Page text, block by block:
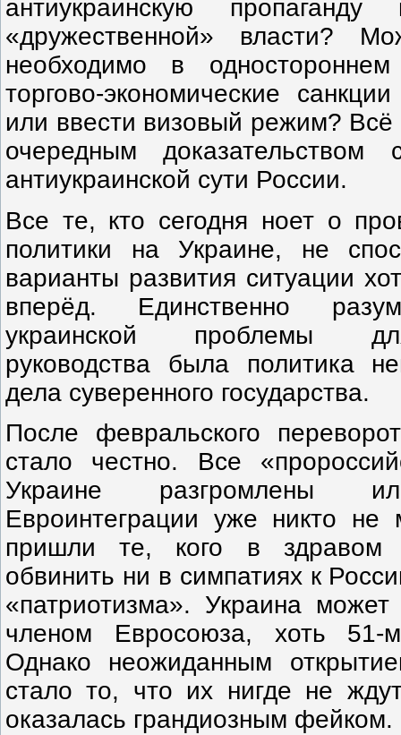
антиукраинскую
«дружественной» власти?
необходимо в
торгово-экономические
или ввести визовый режим?
очередным
антиукраинской сути России.
Все те, кто сегодня ноет о
политики на Украине, не
варианты развития ситуации
вперёд. Единственно
украинской проблемы
руководства была политика
дела суверенного государства.
После февральского
стало честно. Все
Украине разгромлены
Евроинтеграции уже никто не
пришли те, кого в здравом
обвинить ни в симпатиях к
«патриотизма». Украина может
членом Евросоюза, хоть
Однако неожиданным
стало то, что их нигде не
оказалась грандиозным фейком.